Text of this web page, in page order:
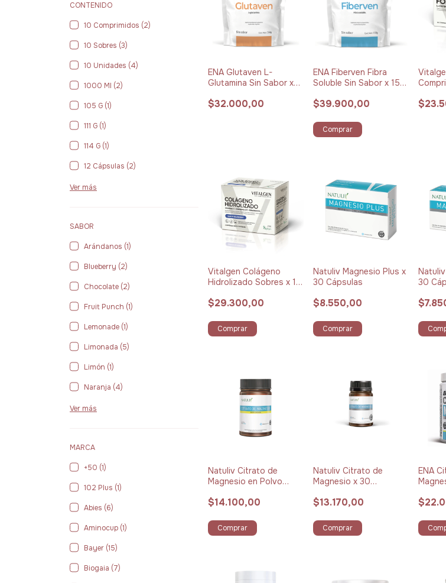
CONTENIDO
10 Comprimidos (2)
10 Sobres (3)
10 Unidades (4)
1000 Ml (2)
105 G (1)
111 G (1)
114 G (1)
12 Cápsulas (2)
Ver más
SABOR
Arándanos (1)
Blueberry (2)
Chocolate (2)
Fruit Punch (1)
Lemonade (1)
Limonada (5)
Limón (1)
Naranja (4)
Ver más
MARCA
+50 (1)
102 Plus (1)
Abies (6)
Aminocup (1)
Bayer (15)
Biogaia (7)
ENA Glutaven L-
Glutamina Sin Sabor x
$32.000,00
ENA Fiberven Fibra
Soluble Sin Sabor x 150
$39.900,00
Comprar
Vitalgen Colágeno
Hidrolizado Sobres x 12
$29.300,00
Comprar
Natuliv Magnesio Plus x
30 Cápsulas
$8.550,00
Comprar
30
Natuliv Citrato de
Magnesio en Polvo
$14.100,00
Comprar
Natuliv Citrato de
Magnesio x 30
$13.170,00
Comprar
ENA